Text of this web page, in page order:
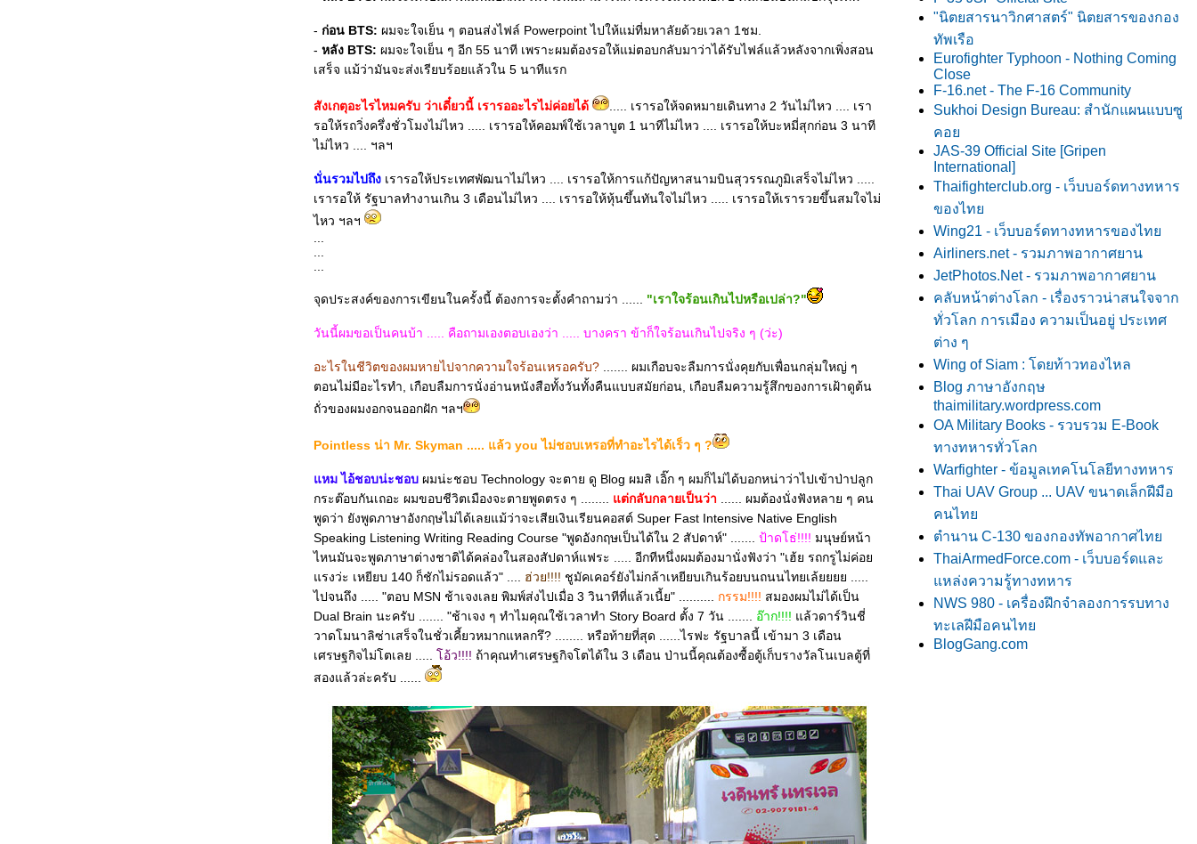
- ก่อน BTS: ผมจะใจเย็น ๆ ตอนส่งไฟล์ Powerpoint ไปให้แม่ที่มหาลัยด้วยเวลา 1ชม.
- หลัง BTS: ผมจะใจเย็น ๆ อีก 55 นาที เพราะผมต้องรอให้แม่ตอบกลับมาว่าได้รับไฟล์แล้วหลังจากเพิ่งสอน
เสร็จ แม้ว่ามันจะส่งเรียบร้อยแล้วใน 5 นาทีแรก
สังเกตุอะไรไหมครับ ว่าเดี๋ยวนี้ เรารออะไรไม่ค่อยได้
..... เรารอให้จดหมายเดินทาง 2 วันไม่ไหว .... เรา
รอให้รถวิ่งครึ่งชั่วโมงไม่ไหว ..... เรารอให้คอมพ์ใช้เวลาบูต 1 นาทีไม่ไหว .... เรารอให้บะหมี่สุกก่อน 3 นาที
ไม่ไหว .... ฯลฯ
นั่นรวมไปถึง เรารอให้ประเทศพัฒนาไม่ไหว .... เรารอให้การแก้ปัญหาสนามบินสุวรรณภูมิเสร็จไม่ไหว .....
เรารอให้ รัฐบาลทำงานเกิน 3 เดือนไม่ไหว .... เรารอให้หุ้นขึ้นทันใจไม่ไหว ..... เรารอให้เรารวยขึ้นสมใจไม่
ไหว ฯลฯ
จุดประสงค์ของการเขียนในครั้งนี้ ต้องการจะตั้งคำถามว่า ...... "เราใจร้อนเกินไปหรือเปล่า?"
วันนี้ผมขอเป็นคนบ้า ..... คือถามเองตอบเองว่า ..... บางครา ข้าก็ใจร้อนเกินไปจริง ๆ (ว่ะ)
อะไรในชีวิตของผมหายไปจากความใจร้อนเหรอครับ? ....... ผมเกือบจะลืมการนั่งคุยกับเพื่อนกลุ่มใหญ่ ๆ
ตอนไม่มีอะไรทำ, เกือบลืมการนั่งอ่านหนังสือทั้งวันทั้งคืนแบบสมัยก่อน, เกือบลืมความรู้สึกของการเฝ้าดูต้น
ถั่วของผมงอกจนออกฝัก ฯลฯ
Pointless น่า Mr. Skyman ..... แล้ว you ไม่ชอบเหรอที่ทำอะไรได้เร็ว ๆ ?
หม ไอ้ชอบน่ะชอบ ผมน่ะชอบ Technology จะตาย ดู Blog ผมสิ เอิ๊ก ๆ ผมก็ไม่ได้บอกหน่าว่าไปเข้าป่าปลูก
กระต๊อบกันเถอะ ผมขอบชีวิตเมืองจะตายพูดตรง ๆ ........ ต่กลับกลายเป็นว่า
...... ผมต้องนั่งฟังหลาย ๆ คน
พูดว่า ยังพูดภาษาอังกฤษไม่ได้เลยแม้ว่าจะเสียเงินเรียนคอสต์ Super Fast Intensive Native English
Speaking Listening Writing Reading Course "พูดอังกฤษเป็นได้ใน 2 สัปดาห์" ....... ป้าดโธ่!!!! มนุษย์หน้า
ไหนมันจะพูดภาษาต่างชาติได้คล่องในสองสัปดาห์แฟระ ..... อีกทีหนึ่งผมต้องมานั่งฟังว่า "เฮ้ย รถกรูไม่ค่อ
รงว่ะ เหยียบ 140 ก็ชักไม่รอดแล้ว" .... ฮ่วย!!!! ชูมัคเคอร์ยังไม่กล้าเหยียบเกินร้อยบนถนนไทยเล้ยยยย .....
ไปจนถึง ..... "ตอบ MSN ช้าเจงเลย พิมพ์ส่งไปเมื่อ 3 วินาทีที่แล้วเนี้ย" .......... กรรม!!!! สมองผมไม่ได้เป็น
Dual Brain นะครับ ....... "ช้าเจง ๆ ทำไมคุณใช้เวลาทำ Story Board ตั้ง 7 วัน ....... อ๊าก!!!! ล้วดาร์วินชี่
วาดโมนาลิซ่าเสร็จในชั่วเคี้ยวหมากแหลกรึ? ........ หรือท้ายที่สุด ......ไรฟะ รัฐบาลนี้ เข้ามา 3 เดือน
เศรษฐกิจไม่โตเลย ..... อ้ว!!!! ถ้าคุณทำเศรษฐกิจโตได้ใน 3 เดือน ป่านนี้คุณต้องซื้อตู้เก็บรางวัลโนเบลตู้ที่
สองแล้วล่ะครับ ......
"นิตยสารนาวิกศาสตร์" นิตยสารของกอง
ทัพเรือ
Eurofighter Typhoon - Nothing Coming
Close
F-16.net - The F-16 Community
Sukhoi Design Bureau: สำนักแผนแบบซู
คอ
JAS-39 Official Site [Gripen
International]
Thaifighterclub.org - เว็บบอร์ดทางทหาร
ของไท
Wing21 - เว็บบอร์ดทางทหารของไท
Airliners.net - รวมภาพอากาศยาน
JetPhotos.Net - รวมภาพอากาศยาน
คลับหน้าต่างโลก - เรื่องราวน่าสนใจจาก
ทั่วโลก การเมือง ความเป็นอยู่ ประเทศ
ต่าง ๆ
Wing of Siam : โดยท้าวทองไหล
Blog ภาษาอังกฤษ
thaimilitary.wordpress.com
OA Military Books - รวบรวม E-Book
ทางทหารทั่วโลก
Warfighter - ข้อมูลเทคโนโลยีทางทหาร
Thai UAV Group ... UAV ขนาดเล็กฝีมือ
คนไท
ตำนาน C-130 ของกองทัพอากาศไท
ThaiArmedForce.com - เว็บบอร์ดและ
หล่งความรู้ทางทหาร
NWS 980 - เครื่องฝึกจำลองการรบทาง
ทะเลฝีมือคนไท
BlogGang.com